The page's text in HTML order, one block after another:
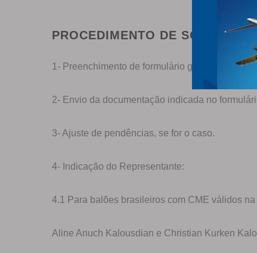
PROCEDIMENTO DE
1- Preenchimento de formulário guia on-line.
2- Envio da documentação indicada no
3- Ajuste de pendências, se for o caso.
4- Indicação do Representante:
4.1 Para balões brasileiros com CME válidos
Aline Anuch Kalousdian e Christian Kurken